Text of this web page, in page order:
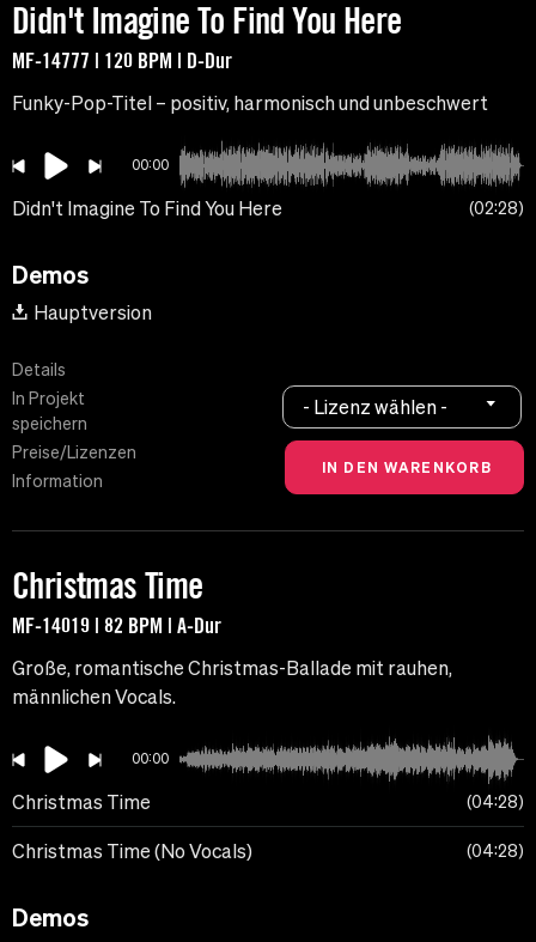
Didn't Imagine To Find You Here
MF-14777 | 120 BPM | D-Dur
Funky-Pop-Titel – positiv, harmonisch und unbeschwert
00:00
Didn't Imagine To Find You Here 02:28
Demos
Hauptversion
Details
In Projekt
speichern
Preise/Lizenzen
Information
- Lizenz wählen -
Christmas Time
MF-14019 | 82 BPM | A-Dur
Große, romantische Christmas-Ballade mit rauhen,
männlichen Vocals.
00:00
Christmas Time 04:28
Christmas Time (No Vocals) 04:28
Demos